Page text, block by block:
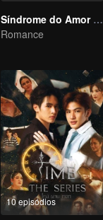
Síndrome do Amor (não-editada)
Romance
10 episódios